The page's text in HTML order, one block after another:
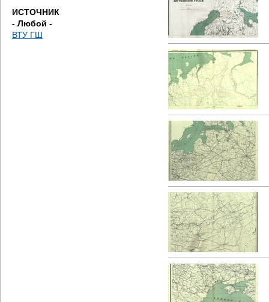
ИСТОЧНИК
- Любой -
ВТУ ГШ